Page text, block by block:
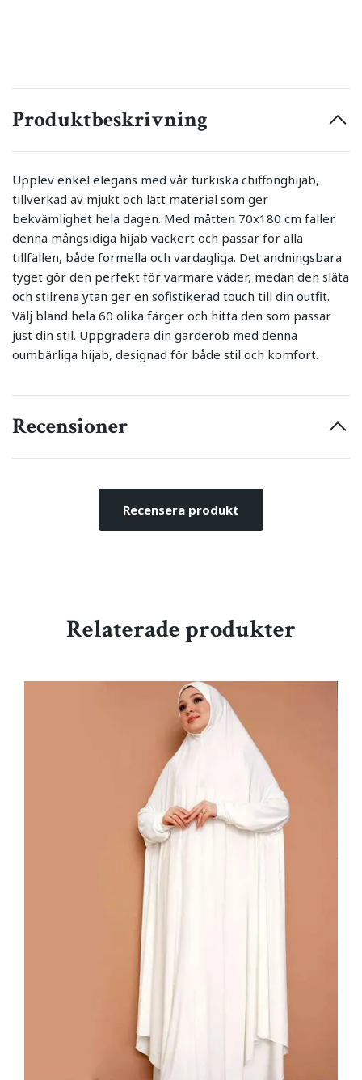
Produktbeskrivning
Upplev enkel elegans med vår turkiska chiffonghijab,
tillverkad av mjukt och lätt material som ger
bekvämlighet hela dagen. Med måtten 70x180 cm faller
denna mångsidiga hijab vackert och passar för alla
tillfällen, både formella och vardagliga. Det andningsbara
tyget gör den perfekt för varmare väder, medan den släta
och stilrena ytan ger en sofistikerad touch till din outfit.
Välj bland hela 60 olika färger och hitta den som passar
just din stil. Uppgradera din garderob med denna
oumbärliga hijab, designad för både stil och komfort.
Recensioner
Recensera produkt
Relaterade produkter